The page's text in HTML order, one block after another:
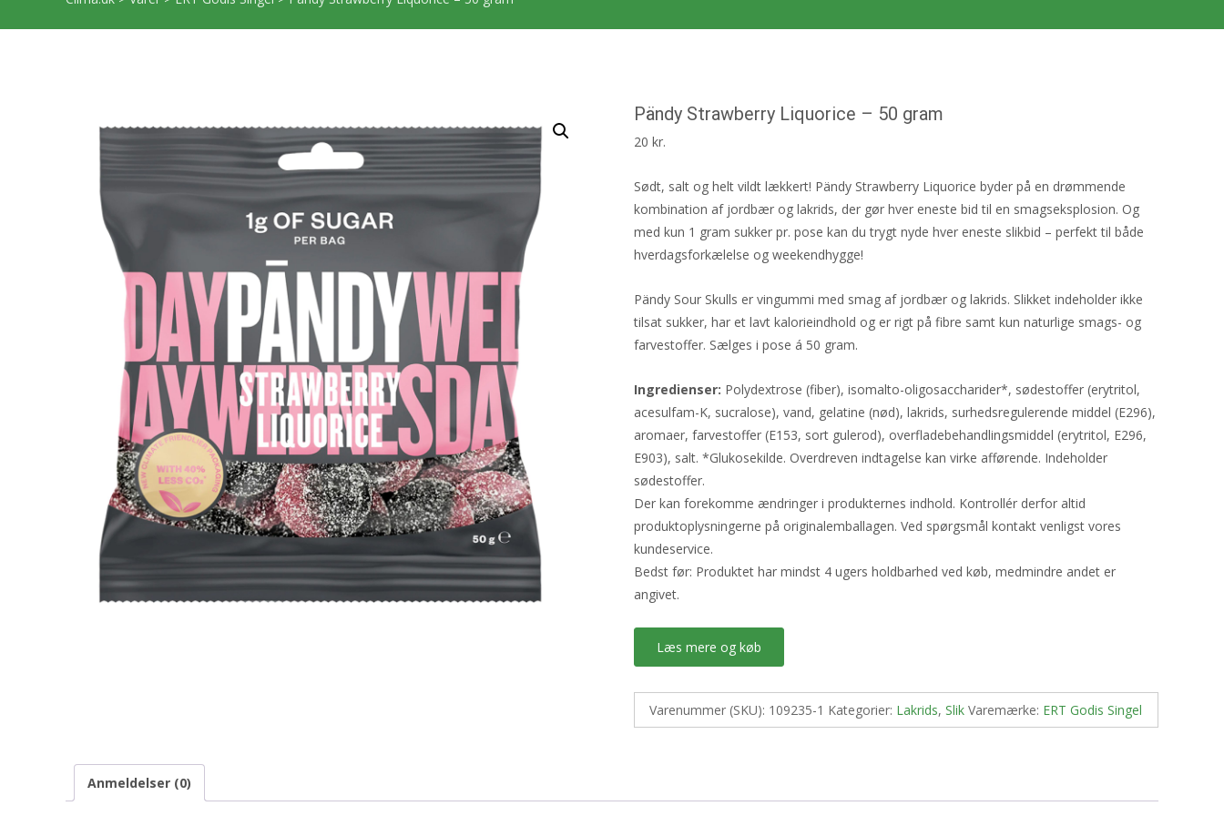
Pändy Strawberry Liquorice – 50 gram
20 kr.
Sødt, salt og helt vildt lækkert! Pändy Strawberry Liquorice byder på en drømmende
kombination af jordbær og lakrids, der gør hver eneste bid til en smagseksplosion. Og
med kun 1 gram sukker pr. pose kan du trygt nyde hver eneste slikbid – perfekt til både
hverdagsforkælelse og weekendhygge!
Pändy Sour Skulls er vingummi med smag af jordbær og lakrids. Slikket indeholder ikke
tilsat sukker, har et lavt kalorieindhold og er rigt på fibre samt kun naturlige smags- og
farvestoffer. Sælges i pose á 50 gram.
Ingredienser: Polydextrose (fiber), isomalto-oligosaccharider*, sødestoffer (erytritol,
acesulfam-K, sucralose), vand, gelatine (nød), lakrids, surhedsregulerende middel (E296),
aromaer, farvestoffer (E153, sort gulerod), overfladebehandlingsmiddel (erytritol, E296,
E903), salt. *Glukosekilde. Overdreven indtagelse kan virke afførende. Indeholder
sødestoffer.
Der kan forekomme ændringer i produkternes indhold. Kontrollér derfor altid
produktoplysningerne på originalemballagen. Ved spørgsmål kontakt venligst vores
kundeservice.
Bedst før: Produktet har mindst 4 ugers holdbarhed ved køb, medmindre andet er
angivet.
Læs mere og køb
Varenummer (SKU): 109235-1 Kategorier: Lakrids, Slik Varemærke: ERT Godis Singel
Anmeldelser (0)